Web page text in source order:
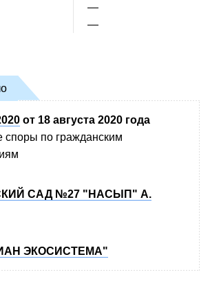
—
—
от 18 августа 2020 года
споры по гражданским
САД №27 "НАСЫП" А.
ЭКОСИСТЕМА"